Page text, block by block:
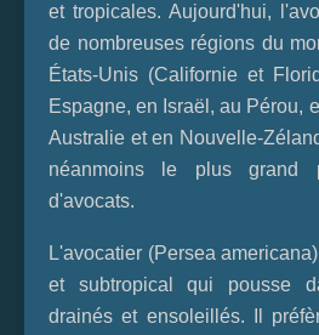
et tropicales. Aujourd'hui,
de nombreuses régions du
États-Unis (Californie et
Espagne, en Israël, au Pérou,
Australie et en Nouvelle-
néanmoins le plus grand
d'avocats.
L'avocatier (Persea
et subtropical qui pousse
drainés et ensoleillés. Il